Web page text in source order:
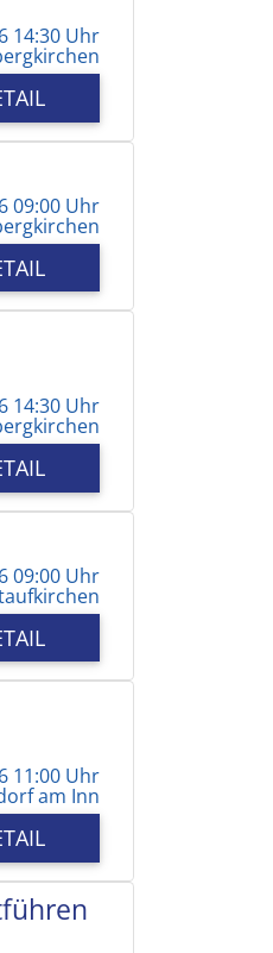
14:30 Uhr
09:00 Uhr
14:30 Uhr
09:00 Uhr
11:00 Uhr
am Inn